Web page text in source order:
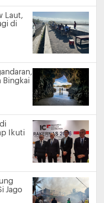
Laut,
di
Bingkai
Ikuti
Jago